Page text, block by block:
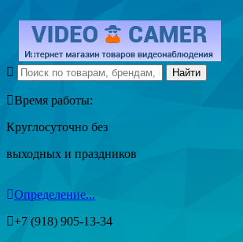
Время работы:
Круглосуточно без
выходных и праздников
Определение...
+7 (918) 905-13-34